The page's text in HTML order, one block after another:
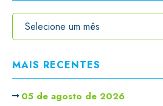
MAIS RECENTES
05 de agosto de 2026